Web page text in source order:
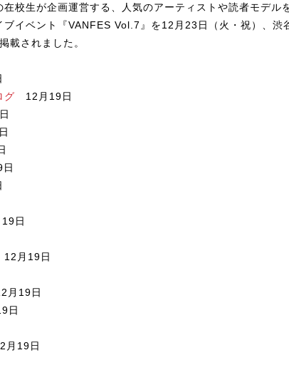
校生が企画運営する、人気のアーティストや読者モデル
ブイベント『VANFES Vol.7』を12月23日（火・祝）、渋
載されました。
グ 12月19日
日
12月19日
月19日
日
19日